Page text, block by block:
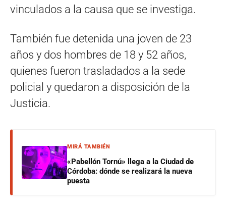
vinculados a la causa que se investiga.
También fue detenida una joven de 23
años y dos hombres de 18 y 52 años,
quienes fueron trasladados a la sede
policial y quedaron a disposición de la
Justicia.
MIRÁ TAMBIÉN
«Pabellón Tornú» llega a la Ciudad de
Córdoba: dónde se realizará la nueva
puesta